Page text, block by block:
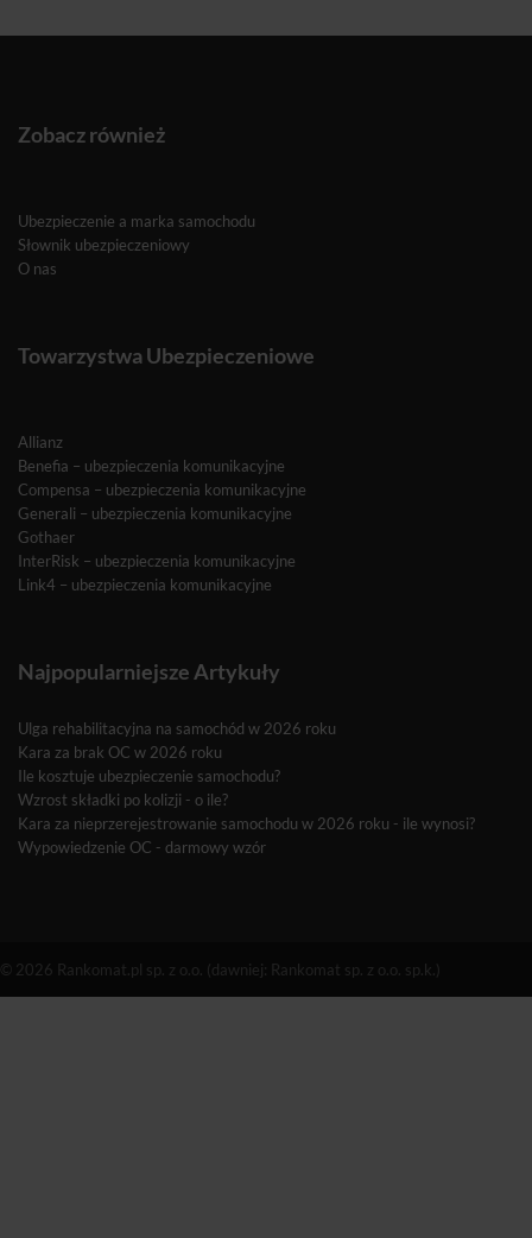
Zobacz również
Ubezpieczenie a marka samochodu
Słownik ubezpieczeniowy
O nas
Towarzystwa Ubezpieczeniowe
Allianz
Benefia – ubezpieczenia komunikacyjne
Compensa – ubezpieczenia komunikacyjne
Generali – ubezpieczenia komunikacyjne
Gothaer
InterRisk – ubezpieczenia komunikacyjne
Link4 – ubezpieczenia komunikacyjne
Najpopularniejsze Artykuły
Ulga rehabilitacyjna na samochód w 2026 roku
Kara za brak OC w 2026 roku
Ile kosztuje ubezpieczenie samochodu?
Wzrost składki po kolizji - o ile?
Kara za nieprzerejestrowanie samochodu w 2026 roku - ile wynosi?
Wypowiedzenie OC - darmowy wzór
© 2026 Rankomat.pl sp. z o.o. (dawniej: Rankomat sp. z o.o. sp.k.)